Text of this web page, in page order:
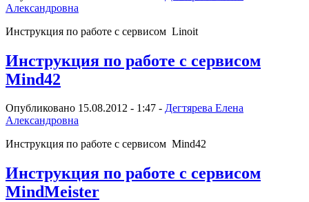
Александровна
Инструкция по работе с сервисом Linoit
Инструкция по работе с сервисом
Mind42
Опубликовано 15.08.2012 - 1:47 - Дегтярева Елена
Александровна
Инструкция по работе с сервисом Mind42
Инструкция по работе с сервисом
MindMeister